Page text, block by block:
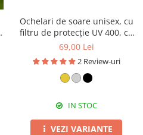
Ochelari de soare unisex, cu
filtru de protecție UV 400, cu
toc cadou, OSX25
69,00 Lei
2 Review-uri
IN STOC
VEZI VARIANTE